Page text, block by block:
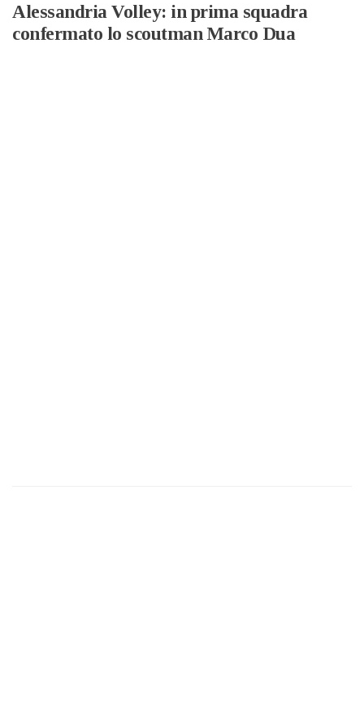
Alessandria Volley: in prima squadra
confermato lo scoutman Marco Dua